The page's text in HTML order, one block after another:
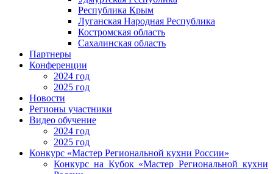
Республика Крым
Луганская Народная Республика
Костромская область
Сахалинская область
Партнеры
Конференции
2024 год
2025 год
Новости
Регионы участники
Видео обучение
2024 год
2025 год
Конкурс «Мастер Региональной кухни России»
Конкурс на Кубок «Мастер Региональной кухни